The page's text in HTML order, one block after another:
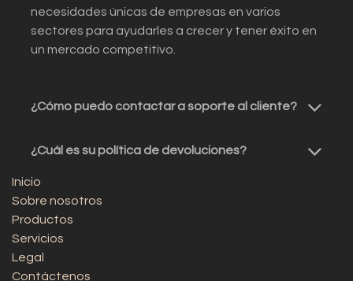
necesidades únicas de empresas en varios
sectores para ayudarles a crecer y tener éxito en
un mercado competitivo.
¿Cómo puedo contactar a soporte al cliente?
¿Cuál es su política de devoluciones?
Inicio
Sobre nosotros
Productos
Servicios
Legal
Contáctenos